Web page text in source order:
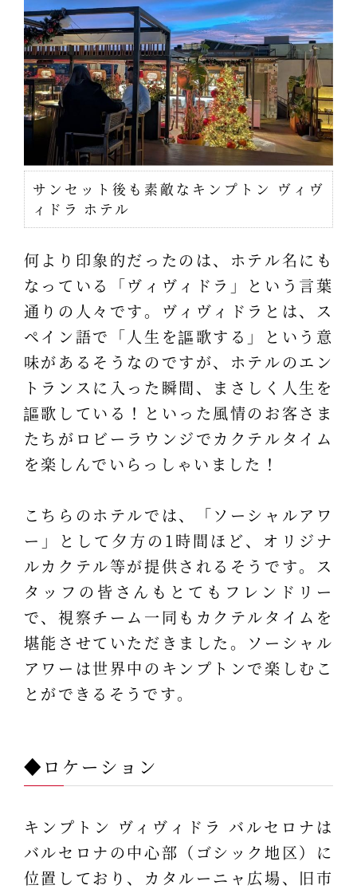
サンセット後も素敵なキンプトン ヴィヴ
ィドラ ホテル
何より印象的だったのは、ホテル名にも
なっている「ヴィヴィドラ」という言葉
通りの人々です。ヴィヴィドラとは、ス
ペイン語で「人生を謳歌する」という意
味があるそうなのですが、ホテルのエン
トランスに入った瞬間、まさしく人生を
謳歌している！といった風情のお客さま
たちがロビーラウンジでカクテルタイム
を楽しんでいらっしゃいました！
こちらのホテルでは、「ソーシャルアワ
ー」として夕方の1時間ほど、オリジナ
ルカクテル等が提供されるそうです。ス
タッフの皆さんもとてもフレンドリー
で、視察チーム一同もカクテルタイムを
堪能させていただきました。ソーシャル
アワーは世界中のキンプトンで楽しむこ
とができるそうです。
◆ロケーション
キンプトン ヴィヴィドラ バルセロナは
バルセロナの中心部（ゴシック地区）に
位置しており、カタルーニャ広場、旧市